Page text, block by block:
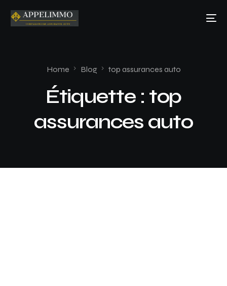
Home Blog top assurances auto
Étiquette : top
assurances auto